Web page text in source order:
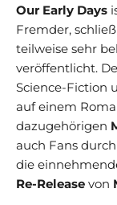
Our Early Days
Fremder,
teilweise sehr
veröffentlicht.
Science-Fiction
auf einem
dazugehörigen
auch Fans
die
Re-Release von